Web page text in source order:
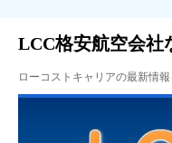
LCC格安航空会社
ローコストキャリアの最新情